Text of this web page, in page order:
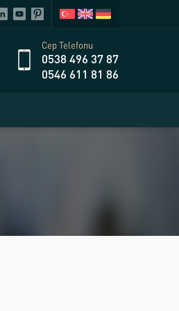
Cep Telefonu
0538 496 37 87
0546 611 81 86